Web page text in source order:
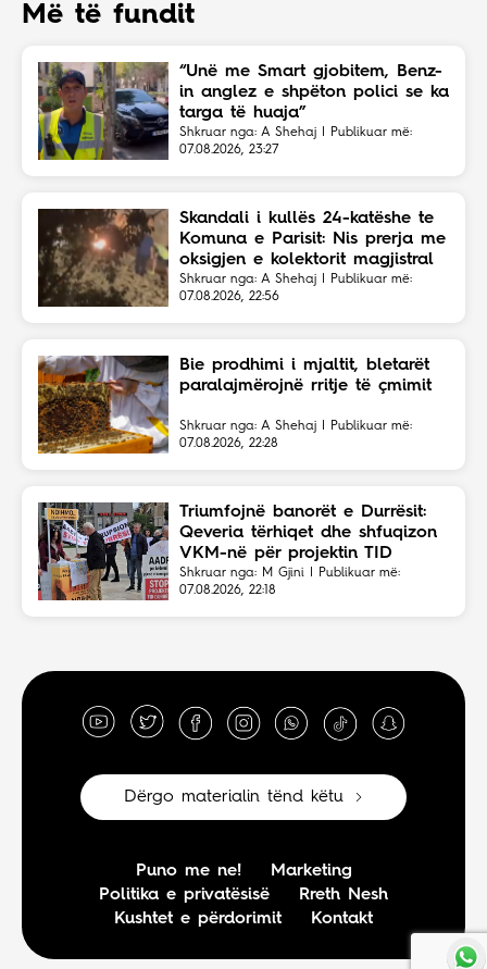
Më të fundit
“Unë me Smart gjobitem, Benz-
in anglez e shpëton polici se ka
targa të huaja”
Shkruar nga: A Shehaj | Publikuar më:
07.08.2026, 23:27
Skandali i kullës 24-katëshe te
Komuna e Parisit: Nis prerja me
oksigjen e kolektorit magjistral
në fshehtësi
Shkruar nga: A Shehaj | Publikuar më:
07.08.2026, 22:56
Bie prodhimi i mjaltit, bletarët
paralajmërojnë rritje të çmimit
Shkruar nga: A Shehaj | Publikuar më:
07.08.2026, 22:28
Triumfojnë banorët e Durrësit:
Qeveria tërhiqet dhe shfuqizon
VKM-në për projektin TID
Shkruar nga: M Gjini | Publikuar më:
07.08.2026, 22:18
Dërgo materialin tënd këtu
Puno me ne!
Marketing
Politika e privatësisë
Rreth Nesh
Kushtet e përdorimit
Kontakt